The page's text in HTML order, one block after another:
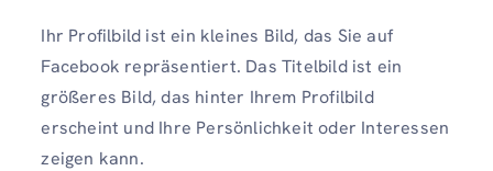
Ihr Profilbild ist ein kleines Bild, das Sie auf
Facebook repräsentiert. Das Titelbild ist ein
größeres Bild, das hinter Ihrem Profilbild
erscheint und Ihre Persönlichkeit oder Interessen
zeigen kann.